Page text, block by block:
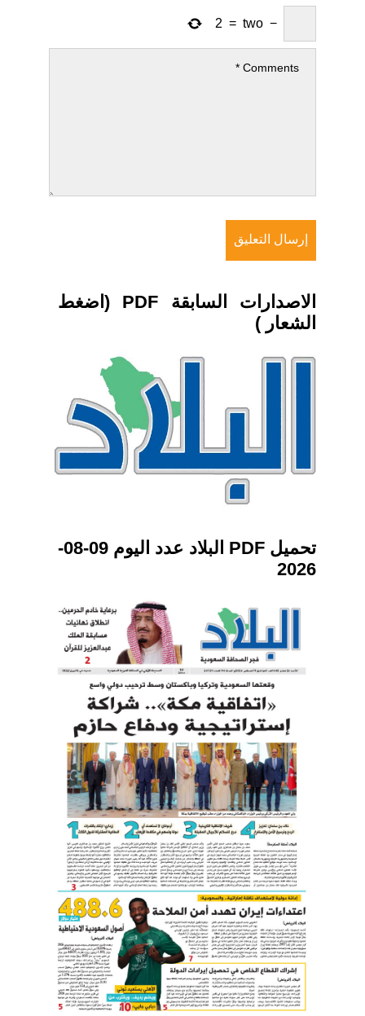
−
two
=
2
الاصدارات السابقة PDF (اضغط
الشعار )
تحميل PDF البلاد عدد اليوم 09-08-
2026